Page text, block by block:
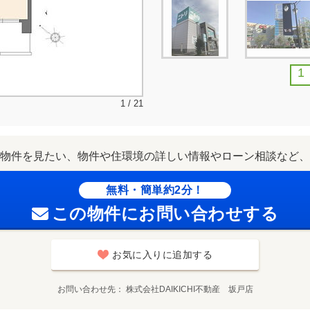
1 / 21
1
物件を見たい、物件や住環境の詳しい情報やローン相談など、
無料・簡単約2分！
この物件にお問い合わせする
お気に入りに追加する
お問い合わせ先 株式会社DAIKICHI不動産 坂戸店